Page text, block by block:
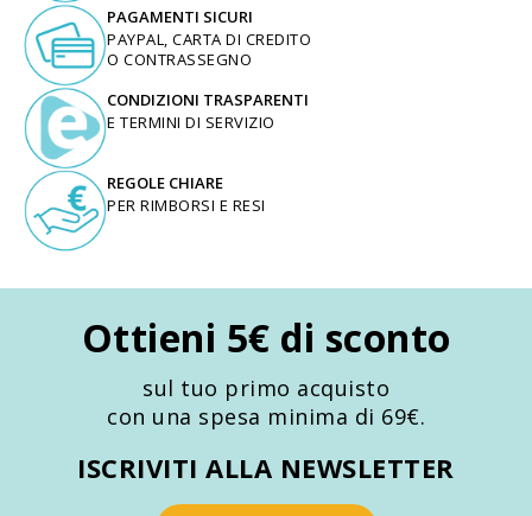
PAGAMENTI SICURI
PAYPAL, CARTA DI CREDITO
O CONTRASSEGNO
CONDIZIONI TRASPARENTI
E TERMINI DI SERVIZIO
REGOLE CHIARE
PER RIMBORSI E RESI
Ottieni 5€ di sconto
sul tuo primo acquisto
con una spesa minima di 69€.
ISCRIVITI ALLA NEWSLETTER